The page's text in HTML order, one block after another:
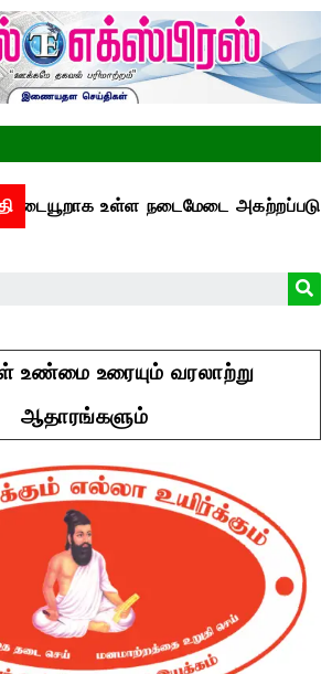
நடைமேடை அகற்றப்படுமா?
உண்மை உரையும் வரலாற்று
ஆதாரங்களும்